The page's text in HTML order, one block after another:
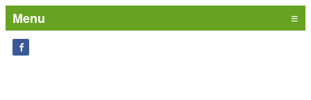
Menu ≡